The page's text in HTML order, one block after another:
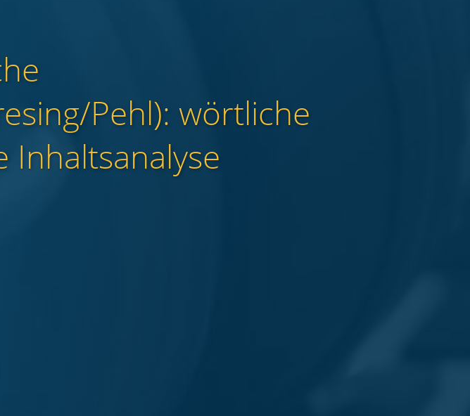
Pehl): wörtliche
Inhaltsanalyse